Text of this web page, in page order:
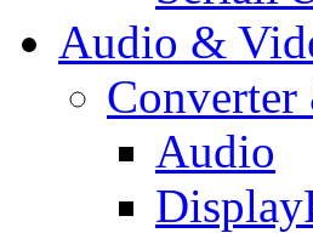
Audio &
Converter
Audio